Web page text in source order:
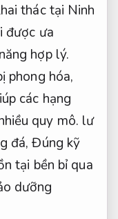
thác tại Ninh
được ưa
hợp lý.
phong hóa,
các hạng
quy mô. lư
đá,Đúng kỹ
tại bền bỉ qua
dưỡng